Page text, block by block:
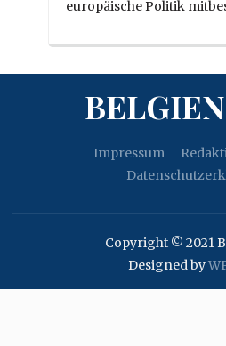
europäische Politik
Impressum
Copyright © 2021
Designed by